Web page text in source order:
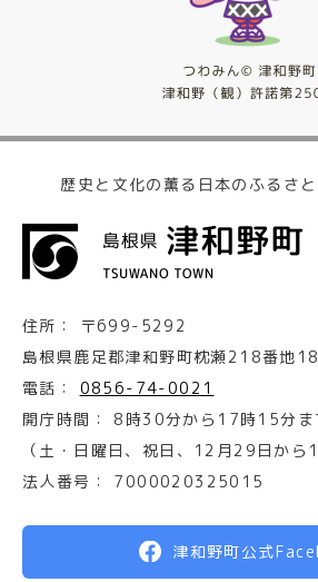
歴史と文化の薫る日本のふるさと
住所：
〒699-5292
島根県鹿足郡津和野町枕瀬218番地18
電話：
0856-74-0021
開庁時間：
8時30分から17時15分ま
（土・日曜日、祝日、12月29日から
法人番号：
7000020325015
津和野町公式